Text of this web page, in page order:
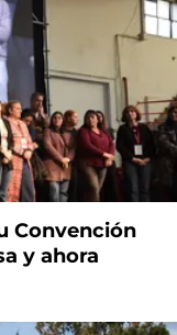
Convención
y ahora